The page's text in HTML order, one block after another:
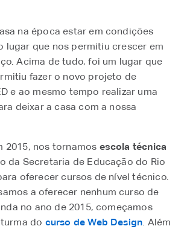
na época estar em condições
lugar que nos permitiu crescer em
Acima de tudo, foi um lugar que
fazer o novo projeto de
e ao mesmo tempo realizar uma
deixar a casa com a nossa
2015, nos tornamos escola técnica
da Secretaria de Educação do Rio
oferecer cursos de nível técnico.
a oferecer nenhum curso de
no ano de 2015, começamos
do curso de Web Design. Além